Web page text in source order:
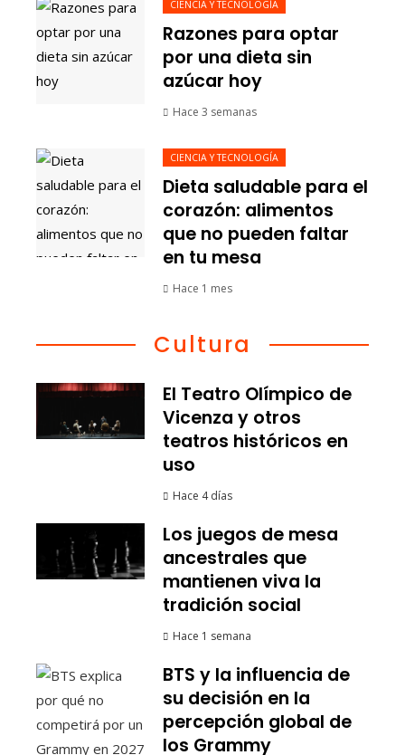
CIENCIA Y TECNOLOGÍA
Razones para optar
por una dieta sin
azúcar hoy
Hace 3 semanas
CIENCIA Y TECNOLOGÍA
Dieta saludable para el
corazón: alimentos
que no pueden faltar
en tu mesa
Hace 1 mes
Cultura
El Teatro Olímpico de
Vicenza y otros
teatros históricos en
uso
Hace 4 días
Los juegos de mesa
ancestrales que
mantienen viva la
tradición social
Hace 1 semana
BTS y la influencia de
su decisión en la
percepción global de
los Grammy